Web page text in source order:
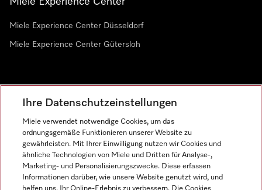
Miele Experience Center Düsseldorf
Miele Experience Center Gütersloh
Ihre Datenschutzeinstellungen
Miele verwendet notwendige Cookies, um das
ordnungsgemäße Funktionieren unserer Website zu
gewährleisten. Mit Ihrer Einwilligung nutzen wir Cookies und
ähnliche Technologien von Miele und Dritten für Analyse-,
Marketing- und Personalisierungszwecke. Diese erfassen
Informationen darüber, wie unsere Website genutzt wird, und